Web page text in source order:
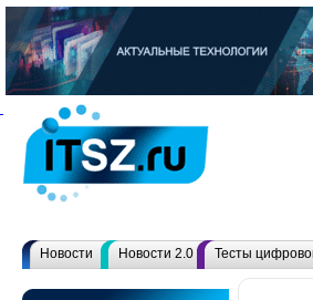
Новости Новости 2.0 Тесты